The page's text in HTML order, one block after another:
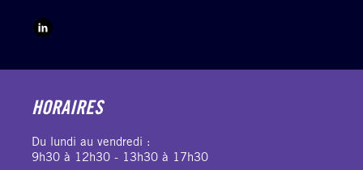
HORAIRES
Du lundi au vendredi :
9h30 à 12h30 - 13h30 à 17h30